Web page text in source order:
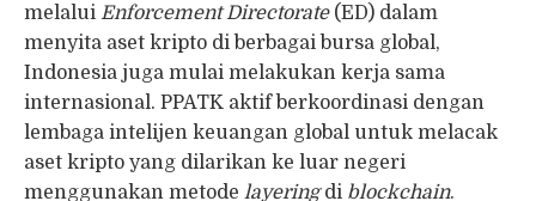
melalui Enforcement Directorate(ED) dalam
menyita aset kripto di berbagai bursa global,
Indonesia juga mulai melakukan kerja sama
internasional. PPATK aktif berkoordinasi dengan
lembaga intelijen keuangan global untuk melacak
aset kripto yang dilarikan ke luar negeri
menggunakan metode layeringdi blockchain.